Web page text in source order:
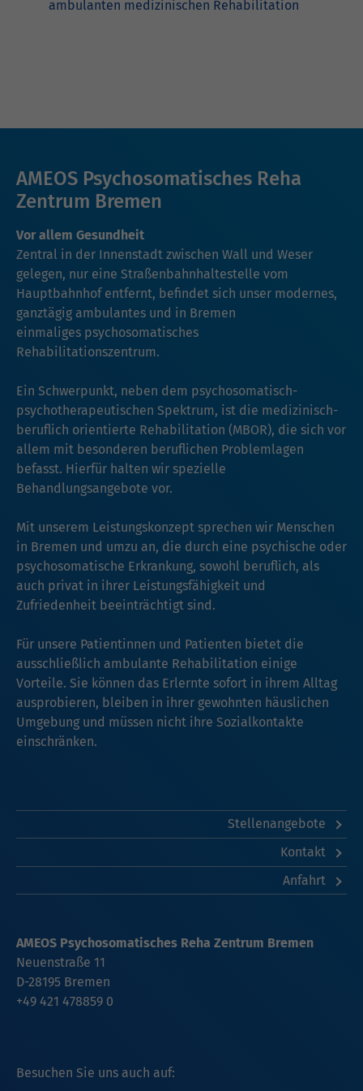
ambulanten medizinischen Rehabilitation
AMEOS Psychosomatisches Reha
Zentrum Bremen
Vor allem Gesundheit
Zentral in der Innenstadt zwischen Wall und Weser
gelegen, nur eine Straßenbahnhaltestelle vom
Hauptbahnhof entfernt, befindet sich unser modernes,
ganztägig ambulantes und in Bremen
einmaliges psychosomatisches
Rehabilitationszentrum.
Ein Schwerpunkt, neben dem psychosomatisch-
psychotherapeutischen Spektrum, ist die medizinisch-
beruflich orientierte Rehabilitation (MBOR), die sich vor
allem mit besonderen beruflichen Problemlagen
befasst. Hierfür halten wir spezielle
Behandlungsangebote vor.
Mit unserem Leistungskonzept sprechen wir Menschen
in Bremen und umzu an, die durch eine psychische oder
psychosomatische Erkrankung, sowohl beruflich, als
auch privat in ihrer Leistungsfähigkeit und
Zufriedenheit beeinträchtigt sind.
Für unsere Patientinnen und Patienten bietet die
ausschließlich ambulante Rehabilitation einige
Vorteile. Sie können das Erlernte sofort in ihrem Alltag
ausprobieren, bleiben in ihrer gewohnten häuslichen
Umgebung und müssen nicht ihre Sozialkontakte
einschränken.
Stellenangebote
Kontakt
Anfahrt
Besuchen Sie uns auch auf:
AMEOS Psychosomatisches Reha Zentrum Bremen
Neuenstraße 11
D-28195 Bremen
+49 421 478859 0